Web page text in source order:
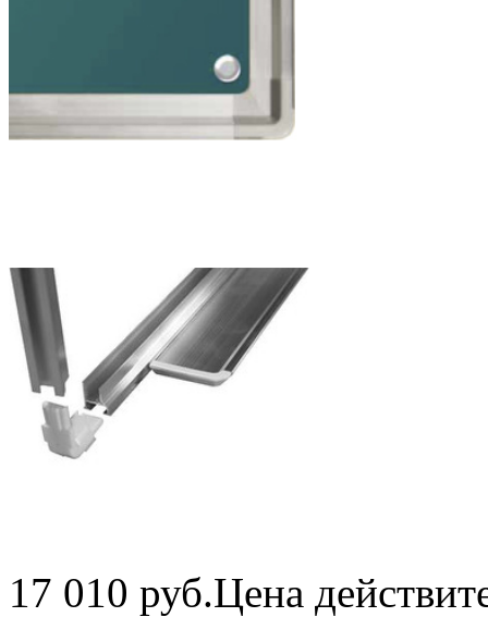
17 010 руб.Цена